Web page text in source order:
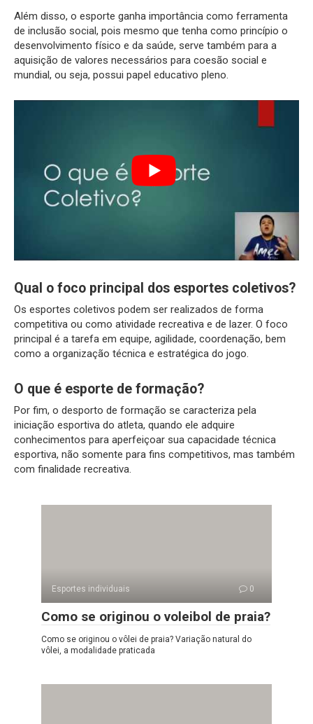
Além disso, o esporte ganha importância como ferramenta
de inclusão social, pois mesmo que tenha como princípio o
desenvolvimento físico e da saúde, serve também para a
aquisição de valores necessários para coesão social e
mundial, ou seja, possui papel educativo pleno.
Qual o foco principal dos esportes coletivos?
Os esportes coletivos podem ser realizados de forma
competitiva ou como atividade recreativa e de lazer. O foco
principal é a tarefa em equipe, agilidade, coordenação, bem
como a organização técnica e estratégica do jogo.
O que é esporte de formação?
Por fim, o desporto de formação se caracteriza pela
iniciação esportiva do atleta, quando ele adquire
conhecimentos para aperfeiçoar sua capacidade técnica
esportiva, não somente para fins competitivos, mas também
com finalidade recreativa.
Esportes individuais 0
Como se originou o voleibol de praia?
Como se originou o vôlei de praia? Variação natural do
vôlei, a modalidade praticada